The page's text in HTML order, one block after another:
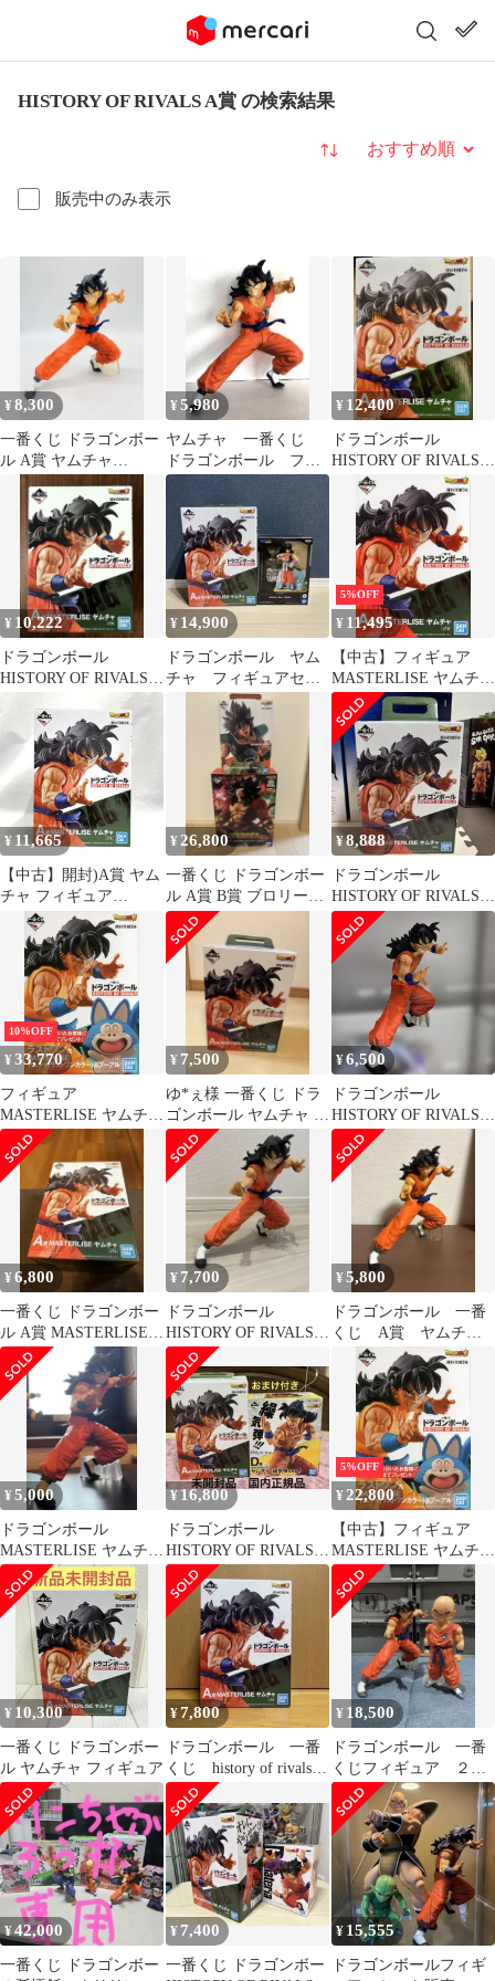
HISTORY OF RIVALS A賞 の検索結果
販売中のみ表示
並び替え
¥8,300
一番くじ ドラゴンボー
ル A賞 ヤムチャ
HISTORY OF RIVALS
¥5,980
ヤムチャ 一番くじ
ドラゴンボール フィ
ギュア
¥ 12,400
ドラゴンボール
HISTORY OF RIVALS
A賞 ヤムチャ 新品
未開封
¥ 10,222
ドラゴンボール
HISTORY OF RIVALS
¥ 14,900
ドラゴンボール ヤム
チャ フィギュアセッ
5%OFF
¥ 11,495
【中古】フィギュア
MASTERLISE ヤムチャ
「一番くじ ドラゴンボ
ール HISTORY OF
RIVALS」 A賞 フィギ
ュア
¥ 11,665
【中古】開封)A賞 ヤム
チャ フィギュア
MASTERLISE ｢一番く
じ ドラゴンボール
HISTORY OF RIVALS｣
[79]
¥26,800
一番くじ ドラゴンボー
ル A賞 B賞 ブロリー
2体
¥8,888
ドラゴンボール
HISTORY OF RIVALS
A賞 ヤムチャ 新品
未開封
10%OFF
¥33,770
フィギュア
MASTERLISE ヤムチャ
（ラストワンカラー）
&プーアル 「一番くじ
ドラゴンボール
HISTORY OF RIVALS」
ラストワン賞 フィギュ
ア【14日以内発送】
¥ 7,500
ゆ*ぇ様 一番くじ ドラ
ゴンボール ヤムチャ フ
ィギュア
¥6,500
ドラゴンボール
HISTORY OF RIVALS A
賞 ヤムチャ フィギュア
¥6,800
一番くじ ドラゴンボー
ル A賞 MASTERLISE
ヤムチャ
¥ 7,700
ドラゴンボール
HISTORY OF RIVALS A
賞 ヤムチャ フィギュア
¥5,800
ドラゴンボール 一番
くじ A賞 ヤムチャ
フィギュア
¥5,000
ドラゴンボール
MASTERLISE ヤムチャ
A賞 国内正規品 フィ
ギュア
¥16,800
ドラゴンボール
HISTORY OF RIVALS A
賞 地球を守る戦士たち
D賞
5%OFF
¥ 22,800
【中古】フィギュア
MASTERLISE ヤムチャ
(ラストワンカラー)＆
プーアル 「一番くじ ド
ラゴンボール HISTORY
OF RIVALS」 ラストワ
ン賞 フィギュア
¥ 10,300
一番くじ ドラゴンボー
ル ヤムチャ フィギュア
¥7,800
ドラゴンボール 一番
くじ history of rivals a
賞 ヤムチャ
¥ 18,500
ドラゴンボール 一番
くじフィギュア ２体
セット
¥42,000
一番くじ ドラゴンボー
¥7,400
一番くじ ドラゴンボー
¥ 15,555
ドラゴンボールフィギ